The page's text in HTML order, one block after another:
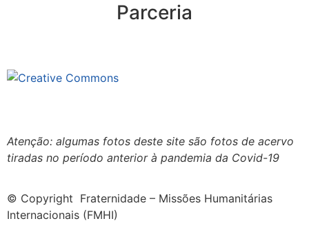
Parceria
Atenção: algumas fotos deste site são fotos de acervo
tiradas no período anterior à pandemia da Covid-19
© Copyright Fraternidade – Missões Humanitárias
Internacionais (FMHI)